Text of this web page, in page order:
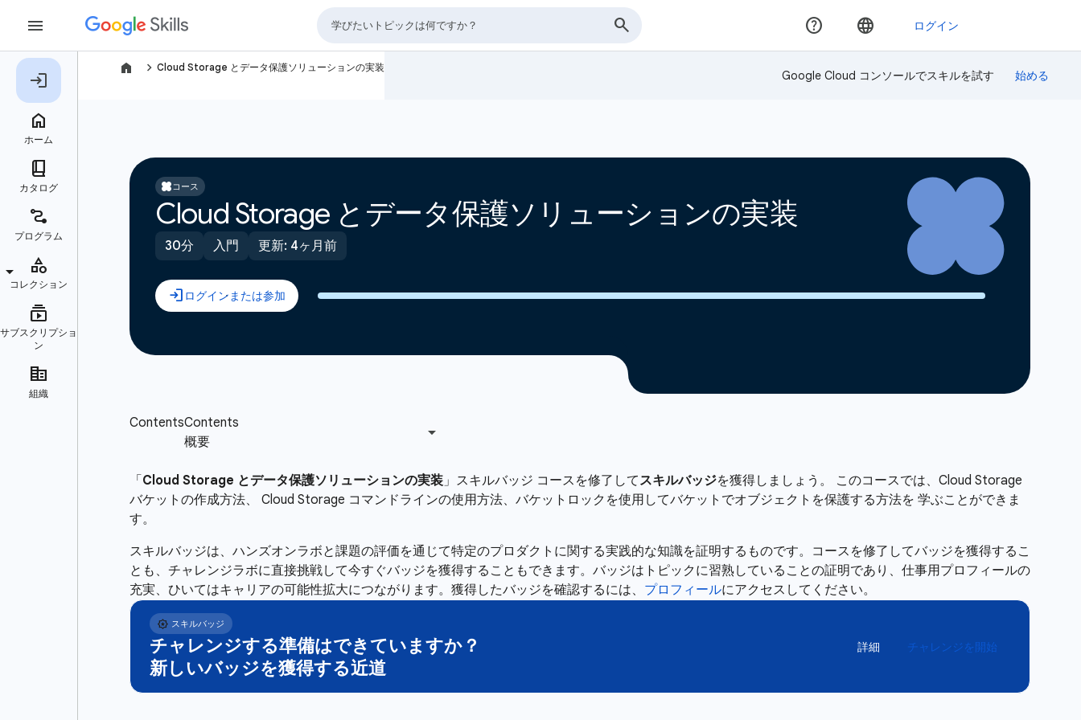
navigate_next Cloud Storage とデータ保護ソリューションの実装
Google Cloud コンソールでスキルを試す
コース
Cloud Storage とデータ保護ソリューションの実装
30分 入門 更新: 4ヶ月前
「 Cloud Storage とデータ保護ソリューションの実装」スキルバッジ コースを修了してスキルバッジを獲得しましょう。 このコースでは、Cloud Storage
バケットの作成方法、 Cloud Storage コマンドラインの使用方法、バケットロックを使用してバケットでオブジェクトを保護する方法を 学ぶことができま
す。
スキルバッジは、ハンズオンラボと課題の評価を通じて特定のプロダクトに関する実践的な知識を証明するものです。コースを修了してバッジを獲得するこ
とも、チャレンジラボに直接挑戦して今すぐバッジを獲得することもできます。バッジはトピックに習熟していることの証明であり、仕事用プロフィールの
充実、ひいてはキャリアの可能性拡大につながります。獲得したバッジを確認するには、 プロフィールにアクセスしてください。
チャレンジする準備はできていますか？
新しいバッジを獲得する近道
詳細 チャレンジを開始